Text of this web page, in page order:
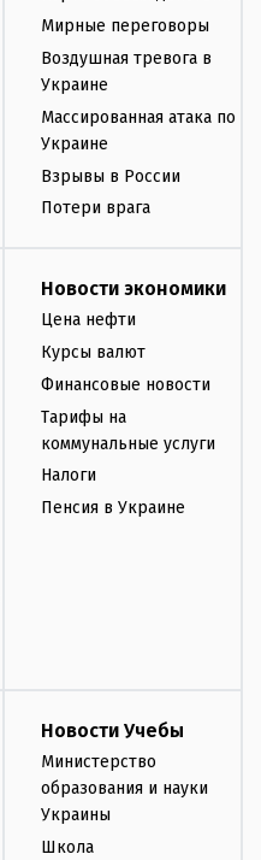
Мирные переговоры
Воздушная тревога в
Украине
Массированная атака по
Украине
Взрывы в России
Потери врага
Новости экономики
Цена нефти
Курсы валют
Финансовые новости
Тарифы на
коммунальные услуги
Налоги
Пенсия в Украине
Новости Учебы
Министерство
образования и науки
Украины
Школа